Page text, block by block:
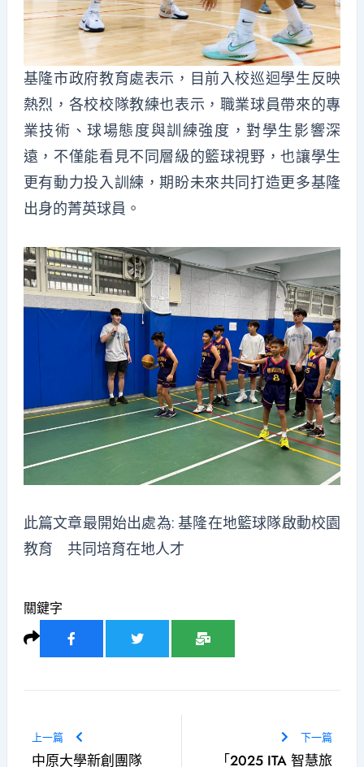
基隆市政府教育處表示，目前入校巡迴學生反映
熱烈，各校校隊教練也表示，職業球員帶來的專
業技術、球場態度與訓練強度，對學生影響深
遠，不僅能看見不同層級的籃球視野，也讓學生
更有動力投入訓練，期盼未來共同打造更多基隆
出身的菁英球員。
此篇文章最開始出處為:基隆在地籃球隊啟動校園
教育 共同培育在地人才
關鍵字
上一篇
中原大學新創團隊
下一篇
「2025 ITA 智慧旅